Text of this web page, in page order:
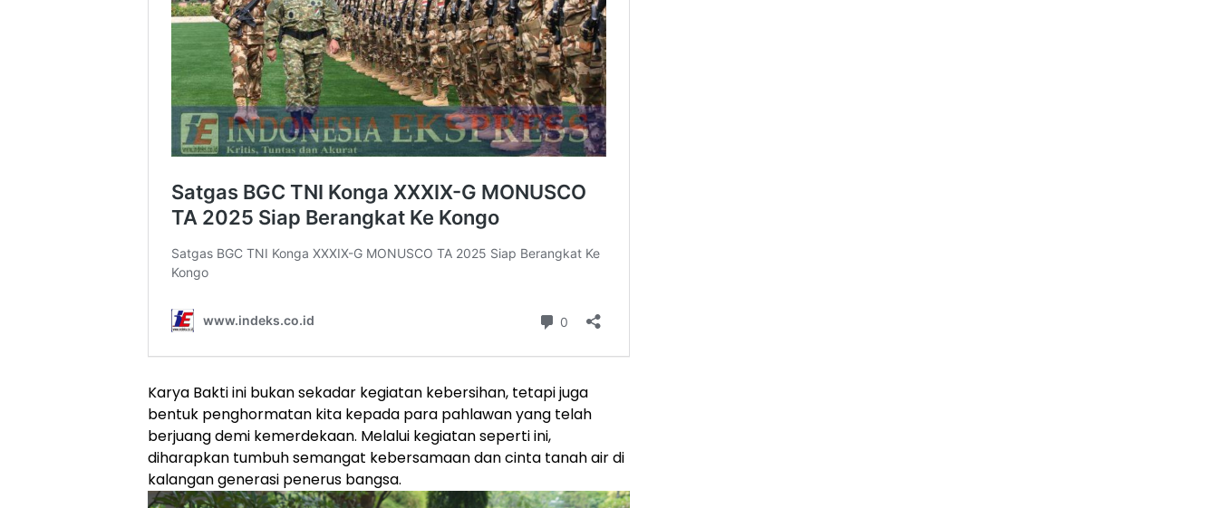
Karya Bakti ini bukan sekadar kegiatan kebersihan, tetapi juga
bentuk penghormatan kita kepada para pahlawan yang telah
berjuang demi kemerdekaan. Melalui kegiatan seperti ini,
diharapkan tumbuh semangat kebersamaan dan cinta tanah air di
kalangan generasi penerus bangsa.